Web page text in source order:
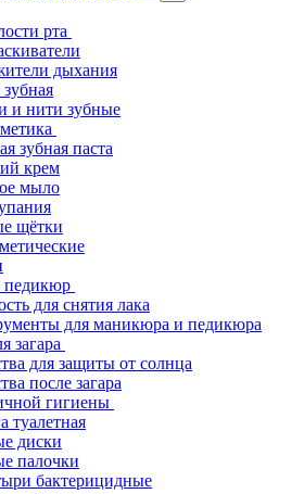
рта
дыхания
и нити зубные
зубная паста
крем
мыло
щётки
для снятия лака
для маникюра и педикюра
загара
для защиты от солнца
после загара
гигиены
туалетная
диски
палочки
бактерицидные